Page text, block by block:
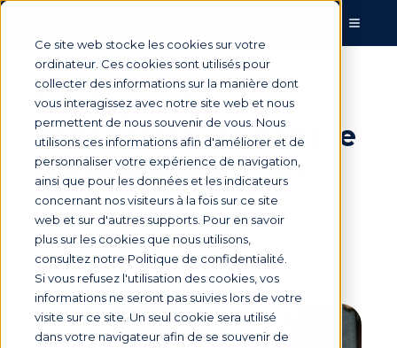
Ce site web stocke les cookies sur votre
ordinateur. Ces cookies sont utilisés pour
collecter des informations sur la manière dont
vous interagissez avec notre site web et nous
permettent de nous souvenir de vous. Nous
utilisons ces informations afin d'améliorer et de
personnaliser votre expérience de navigation,
ainsi que pour les données et les indicateurs
concernant nos visiteurs à la fois sur ce site
web et sur d'autres supports. Pour en savoir
plus sur les cookies que nous utilisons,
consultez notre Politique de confidentialité.
Si vous refusez l'utilisation des cookies, vos
informations ne seront pas suivies lors de votre
visite sur ce site. Un seul cookie sera utilisé
dans votre navigateur afin de se souvenir de
Impliquer les
collaborateurs dans le
recouvrement : un
enjeu essentiel
ParArmelle Mathieule 28 avr. 2022, 11:00:00